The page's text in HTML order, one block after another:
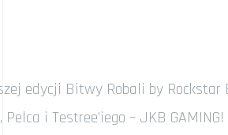
edycji Bitwy Robali by Rockstar
i Testree’iego – JKB GAMING!